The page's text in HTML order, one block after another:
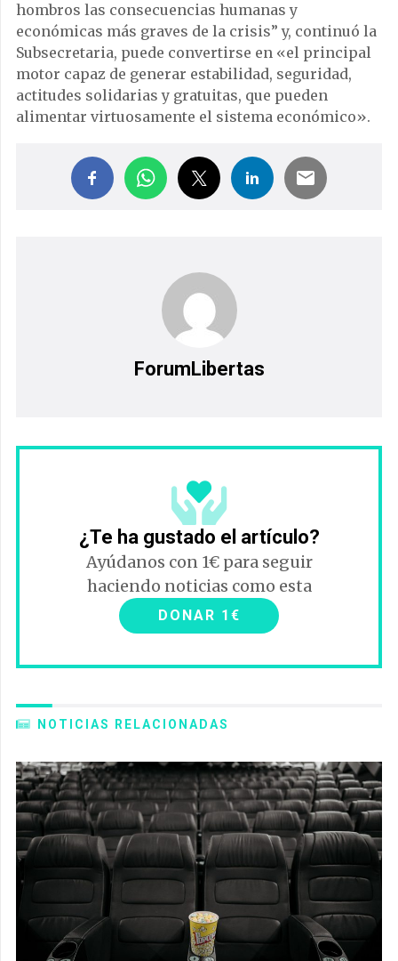
hombros las consecuencias humanas y
económicas más graves de la crisis” y, continuó la
Subsecretaria, puede convertirse en «el principal
motor capaz de generar estabilidad, seguridad,
actitudes solidarias y gratuitas, que pueden
alimentar virtuosamente el sistema económico».
ForumLibertas
¿Te ha gustado el artículo?
Ayúdanos con 1€ para seguir
haciendo noticias como esta
DONAR 1€
NOTICIAS RELACIONADAS